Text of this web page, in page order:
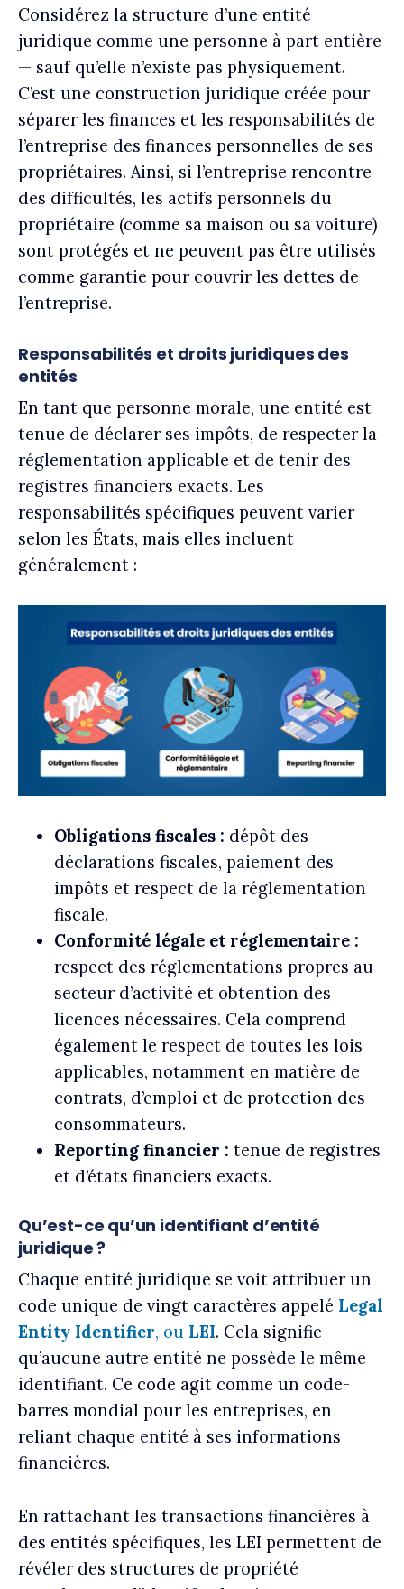
Considérez la structure d’une entité
juridique comme une personne à part entière
— sauf qu’elle n’existe pas physiquement.
C’est une construction juridique créée pour
séparer les finances et les responsabilités de
l’entreprise des finances personnelles de ses
propriétaires. Ainsi, si l’entreprise rencontre
des difficultés, les actifs personnels du
propriétaire (comme sa maison ou sa voiture)
sont protégés et ne peuvent pas être utilisés
comme garantie pour couvrir les dettes de
l’entreprise.
Responsabilités et droits juridiques des
entités
En tant que personne morale, une entité est
tenue de déclarer ses impôts, de respecter la
réglementation applicable et de tenir des
registres financiers exacts. Les
responsabilités spécifiques peuvent varier
selon les États, mais elles incluent
généralement :
Obligations fiscales : dépôt des
déclarations fiscales, paiement des
impôts et respect de la réglementation
fiscale.
Conformité légale et réglementaire :
respect des réglementations propres au
secteur d’activité et obtention des
licences nécessaires. Cela comprend
également le respect de toutes les lois
applicables, notamment en matière de
contrats, d’emploi et de protection des
consommateurs.
Reporting financier : tenue de registres
et d’états financiers exacts.
Qu’est-ce qu’un identifiant d’entité
juridique ?
Chaque entité juridique se voit attribuer un
code unique de vingt caractères appelé Legal
Entity Identifier, ou LEI. Cela signifie
qu’aucune autre entité ne possède le même
identifiant. Ce code agit comme un code-
barres mondial pour les entreprises, en
reliant chaque entité à ses informations
financières.
En rattachant les transactions financières à
des entités spécifiques, les LEI permettent de
révéler des structures de propriété